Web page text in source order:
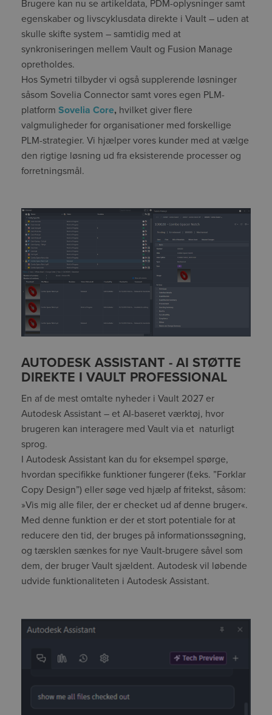
Brugere kan nu se artikeldata, PDM-oplysninger samt
egenskaber og livscyklusdata direkte i Vault – uden at
skulle skifte system – samtidig med at
synkroniseringen mellem Vault og Fusion Manage
opretholdes.
Hos Symetri tilbyder vi også supplerende løsninger
såsom Sovelia Connector samt vores egen PLM-
platform Sovelia Core, hvilket giver flere
valgmuligheder for organisationer med forskellige
PLM-strategier. Vi hjælper vores kunder med at vælge
den rigtige løsning ud fra eksisterende processer og
forretningsmål.
AUTODESK ASSISTANT - AI STØTTE
DIREKTE I VAULT PROFESSIONAL
En af de mest omtalte nyheder i Vault 2027 er
Autodesk Assistant – et AI-baseret værktøj, hvor
brugeren kan interagere med Vault via et naturligt
sprog.
I Autodesk Assistant kan du for eksempel spørge,
hvordan specifikke funktioner fungerer (f.eks. ”Forklar
Copy Design”) eller søge ved hjælp af fritekst, såsom:
»Vis mig alle filer, der er checket ud af denne bruger«.
Med denne funktion er der et stort potentiale for at
reducere den tid, der bruges på informationssøgning,
og tærsklen sænkes for nye Vault-brugere såvel som
dem, der bruger Vault sjældent. Autodesk vil løbende
udvide funktionaliteten i Autodesk Assistant.